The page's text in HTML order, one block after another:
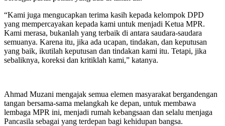
“Kami juga mengucapkan terima kasih kepada kelompok DPD
yang mempercayakan kepada kami untuk menjadi Ketua MPR.
Kami merasa, bukanlah yang terbaik di antara saudara-saudara
semuanya. Karena itu, jika ada ucapan, tindakan, dan keputusan
yang baik, ikutilah keputusan dan tindakan kami itu. Tetapi, jika
sebaliknya, koreksi dan kritiklah kami,” katanya.
Ahmad Muzani mengajak semua elemen masyarakat bergandengan
tangan bersama-sama melangkah ke depan, untuk membawa
lembaga MPR ini, menjadi rumah kebangsaan dan selalu menjaga
Pancasila sebagai yang terdepan bagi kehidupan bangsa.